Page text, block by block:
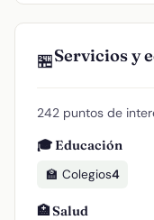
🏪Servicios y
242 puntos de
🎓 Educación
🏫 Colegios4
🏥 Salud